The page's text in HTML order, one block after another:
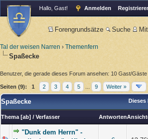
Hallo, Gast! Anmelden
Forengrundsätze Suche
Tal der weisen Narren › Themenfern
Spaßecke
Benutzer, die gerade dieses Forum ansehen: 10 Gast/Gäste
Seiten (9): 1 2 3 4 5 9 Weiter »
Dieses
Spaßecke
Thema [ab] / Verfasser Antworten
"Dunk dem Herrn" -